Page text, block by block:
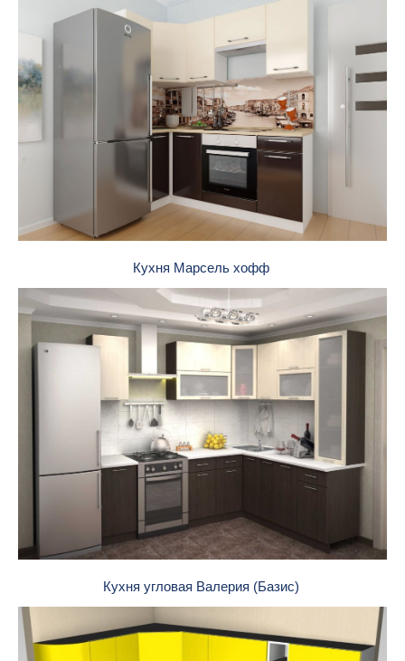
Кухня Марсель хофф
Кухня угловая Валерия (Базис)